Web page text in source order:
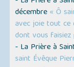
décembre « Ô
avec joie tout
dont vous
- La Prière à
saint Évêque